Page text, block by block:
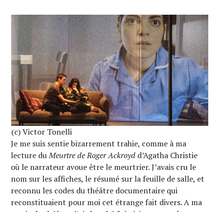
(c) Victor Tonelli
Je me suis sentie bizarrement trahie, comme à ma
lecture duMeurtre de Roger Ackroyd d’Agatha Christie
où le narrateur avoue être le meurtrier. J’avais cru le
nom sur les affiches, le résumé sur la feuille de salle, et
reconnu les codes du théâtre documentaire qui
reconstituaient pour moi cet étrange fait divers. A ma